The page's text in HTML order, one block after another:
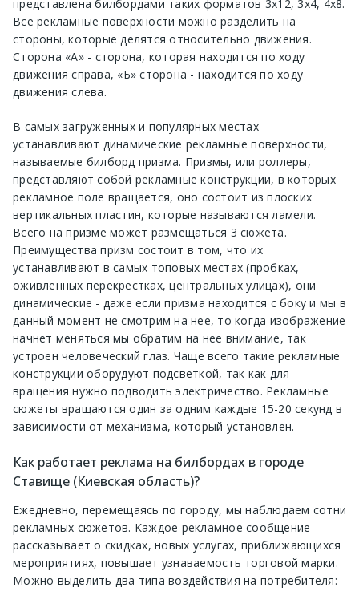
представлена билбордами таких форматов 3х12, 3х4, 4х8.
Все рекламные поверхности можно разделить на
стороны, которые делятся относительно движения.
Сторона «А» - сторона, которая находится по ходу
движения справа, «Б» сторона - находится по ходу
движения слева.
В самых загруженных и популярных местах
устанавливают динамические рекламные поверхности,
называемые билборд призма. Призмы, или роллеры,
представляют собой рекламные конструкции, в которых
рекламное поле вращается, оно состоит из плоских
вертикальных пластин, которые называются ламели.
Всего на призме может размещаться 3 сюжета.
Преимущества призм состоит в том, что их
устанавливают в самых топовых местах (пробках,
оживленных перекрестках, центральных улицах), они
динамические - даже если призма находится с боку и мы в
данный момент не смотрим на нее, то когда изображение
начнет меняться мы обратим на нее внимание, так
устроен человеческий глаз. Чаще всего такие рекламные
конструкции оборудуют подсветкой, так как для
вращения нужно подводить электричество. Рекламные
сюжеты вращаются один за одним каждые 15-20 секунд в
зависимости от механизма, который установлен.
Как работает реклама на билбордах в городе
Ставище (Киевская область)?
Ежедневно, перемещаясь по городу, мы наблюдаем сотни
рекламных сюжетов. Каждое рекламное сообщение
рассказывает о скидках, новых услугах, приближающихся
мероприятиях, повышает узнаваемость торговой марки.
Можно выделить два типа воздействия на потребителя: